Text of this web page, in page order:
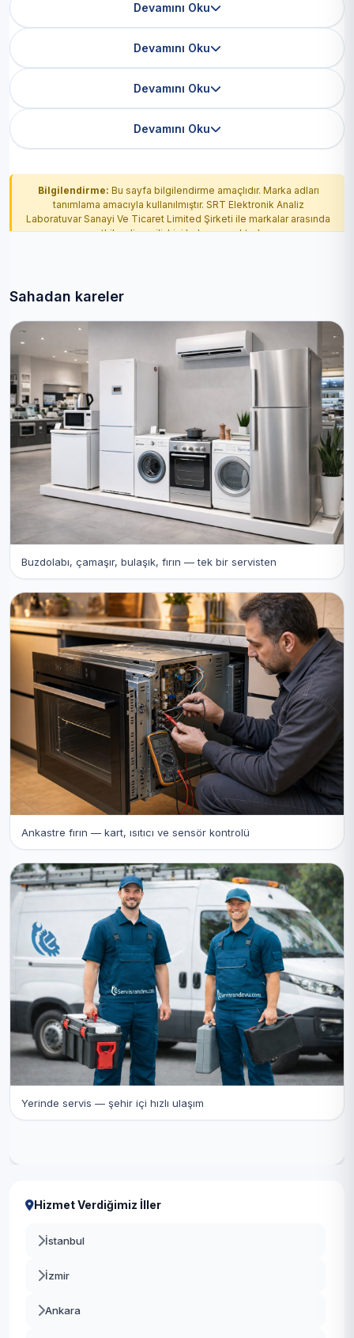
Devamını Oku
Devamını Oku
Devamını Oku
Devamını Oku
Bilgilendirme: Bu sayfa bilgilendirme amaçlıdır. Marka adları
tanımlama amacıyla kullanılmıştır. SRT Elektronik Analiz
Laboratuvar Sanayi Ve Ticaret Limited Şirketi ile markalar arasında
yetkilendirme ilişkisi bulunmamaktadır.
Sahadan kareler
Buzdolabı, çamaşır, bulaşık, fırın — tek bir servisten
Ankastre fırın — kart, ısıtıcı ve sensör kontrolü
Yerinde servis — şehir içi hızlı ulaşım
Hizmet Verdiğimiz İller
İstanbul
İzmir
Ankara